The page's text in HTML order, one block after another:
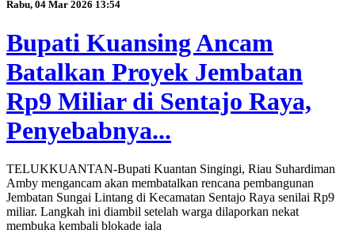
Rabu, 04 Mar 2026 13:54
Bupati Kuansing Ancam
Batalkan Proyek Jembatan
Rp9 Miliar di Sentajo Raya,
Penyebabnya...
TELUKKUANTAN-Bupati Kuantan Singingi, Riau Suhardiman
Amby mengancam akan membatalkan rencana pembangunan
Jembatan Sungai Lintang di Kecamatan Sentajo Raya senilai Rp9
miliar. Langkah ini diambil setelah warga dilaporkan nekat
membuka kembali blokade jala